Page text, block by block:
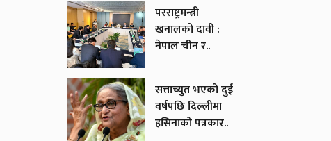
परराष्ट्रमन्त्री
खनालको दावी :
नेपाल चीन र..
सत्ताच्युत भएको दुई
वर्षपछि दिल्लीमा
हसिनाको पत्रकार..